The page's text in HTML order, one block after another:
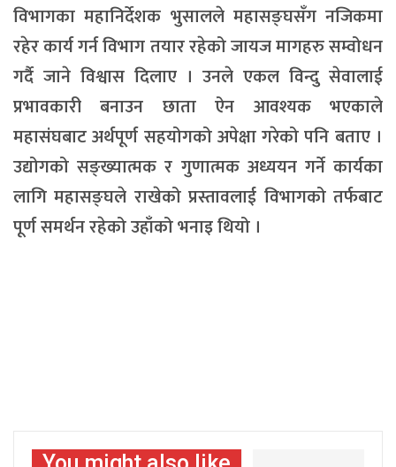
विभागका महानिर्देशक भुसालले महासङ्घसँग नजिकमा
रहेर कार्य गर्न विभाग तयार रहेको जायज मागहरु सम्वोधन
गर्दै जाने विश्वास दिलाए । उनले एकल विन्दु सेवालाई
प्रभावकारी बनाउन छाता ऐन आवश्यक भएकाले
महासंघबाट अर्थपूर्ण सहयोगको अपेक्षा गरेको पनि बताए ।
उद्योगको सङ्ख्यात्मक र गुणात्मक अध्ययन गर्ने कार्यका
लागि महासङ्घले राखेको प्रस्तावलाई विभागको तर्फबाट
पूर्ण समर्थन रहेको उहाँको भनाइ थियो ।